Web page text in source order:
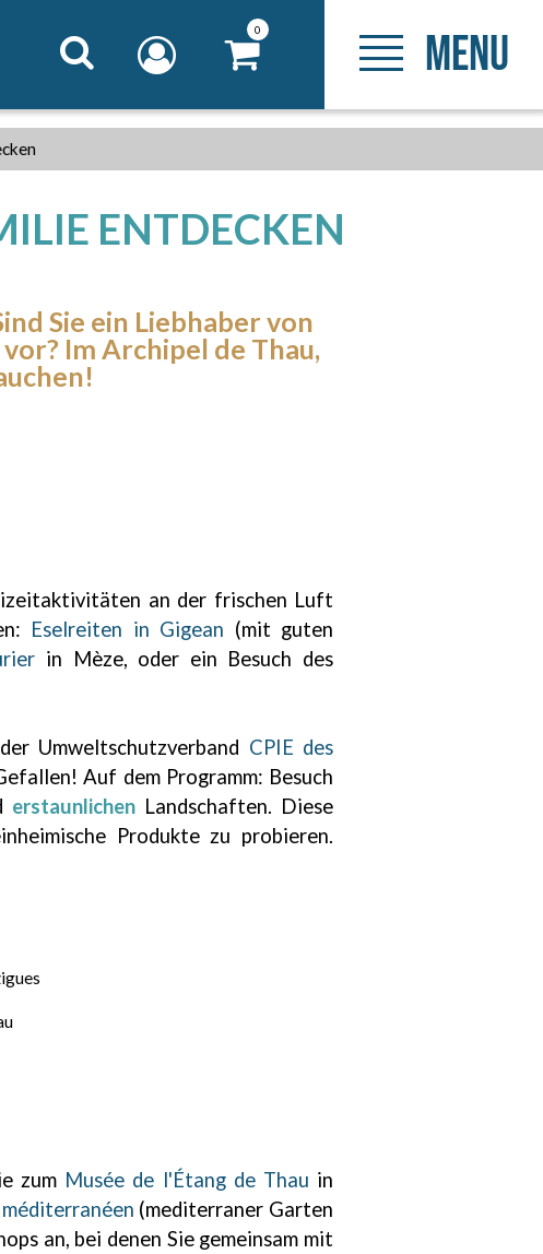
0 MENU
ENTDECKEN
Sie ein Liebhaber von
Im Archipel de Thau,
an der frischen Luft
Eselreiten in Gigean (mit guten
in Mèze, oder ein Besuch des
Umweltschutzverband CPIE des
Auf dem Programm: Besuch
erstaunlichen Landschaften. Diese
Produkte zu probieren.
zum Musée de l'Étang de Thau in
(mediterraner Garten
an, bei denen Sie gemeinsam mit